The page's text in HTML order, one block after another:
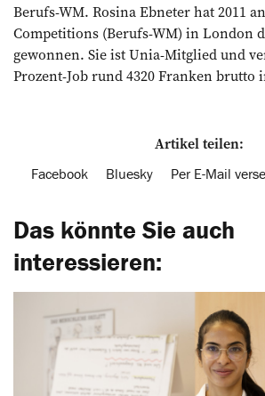
Berufs-WM. Rosina Ebneter hat 2011
Competitions (Berufs-WM) in London
gewonnen. Sie ist Unia-Mitglied und
Prozent-Job rund 4320 Franken brutto
Artikel teilen:
Facebook Bluesky Per E-Mail
Das könnte Sie auch
interessieren: